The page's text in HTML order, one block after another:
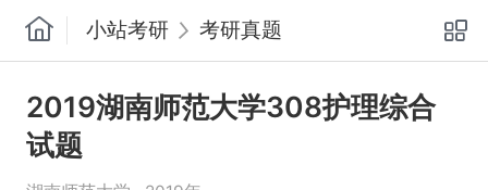
小站考研 考研真题
2019湖南师范大学308护理综合
试题